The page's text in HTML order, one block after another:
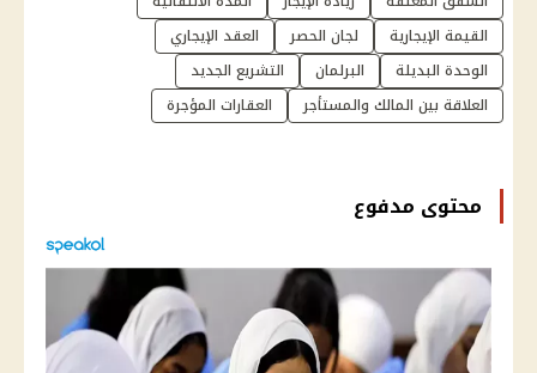
القيمة الإيجارية
لجان الحصر
العقد الإيجاري
الوحدة البديلة
البرلمان
التشريع الجديد
العلاقة بين المالك والمستأجر
العقارات المؤجرة
محتوى مدفوع